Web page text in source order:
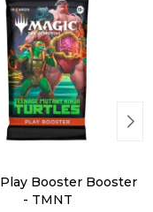
Booster Booster
- TMNT